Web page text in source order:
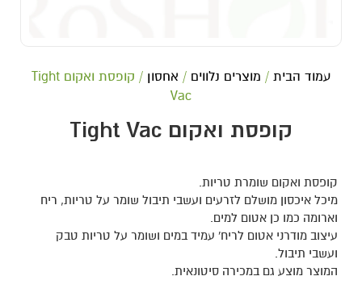
עמוד הבית / מוצרים נלווים / אחסון
/ קופסת ואקום Tight
Vac
קופסת ואקום Tight Vac
קופסת ואקום שומרת טריות.
מיכל איכסון מושלם לזרעים ועשבי תיבול שומר על טריות, ריח
וארומה כמו כן אטום למים.
עיצוב מודרני אטום לריח' עמיד במים ושומר על טריות טבק
ועשבי תיבול.
המוצר מוצע גם במכירה סיטונאית.